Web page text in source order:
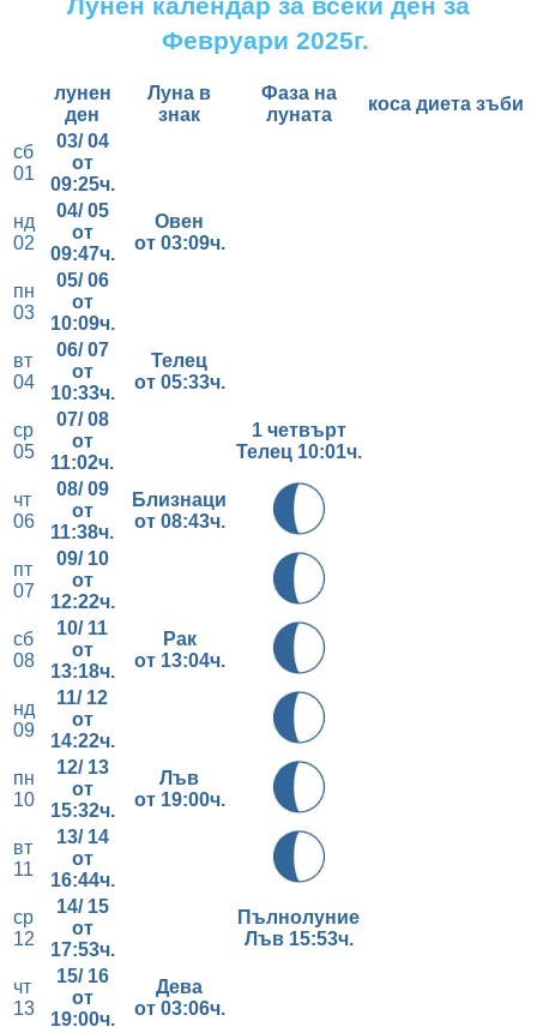
Лунен календар за всеки ден за
Февруари 2025г.
лунен
ден
Луна в
знак
Фаза на
луната
коса диета зъби
сб
01
03/ 04
от
09:25ч.
нд
02
04/ 05
от
09:47ч.
Овен
от 03:09ч.
пн
03
05/ 06
от
10:09ч.
вт
04
06/ 07
от
10:33ч.
Телец
от 05:33ч.
ср
05
07/ 08
от
11:02ч.
1 четвърт
Телец 10:01ч.
чт
06
08/ 09
от
11:38ч.
Близнаци
от 08:43ч.
пт
07
09/ 10
от
12:22ч.
сб
08
10/ 11
от
13:18ч.
Рак
от 13:04ч.
нд
09
11/ 12
от
14:22ч.
пн
10
12/ 13
от
15:32ч.
Лъв
от 19:00ч.
вт
11
13/ 14
от
16:44ч.
ср
12
14/ 15
от
17:53ч.
Пълнолуние
Лъв 15:53ч.
чт
13
15/ 16
от
19:00ч.
Дева
от 03:06ч.